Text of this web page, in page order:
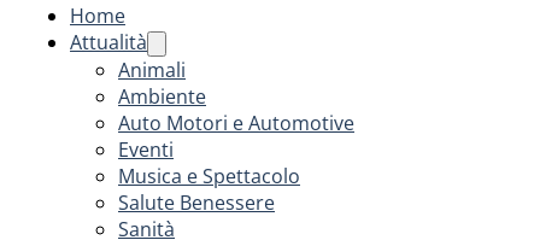
Home
Attualità
Animali
Ambiente
Auto Motori e Automotive
Eventi
Musica e Spettacolo
Salute Benessere
Sanità